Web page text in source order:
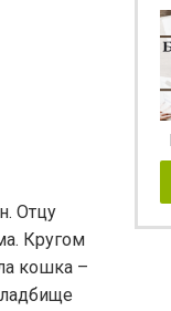
Отцу
Кругом
кошка –